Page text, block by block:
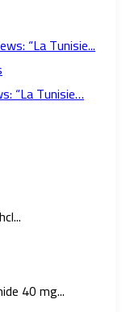
“La Tunisie…
40 mg...